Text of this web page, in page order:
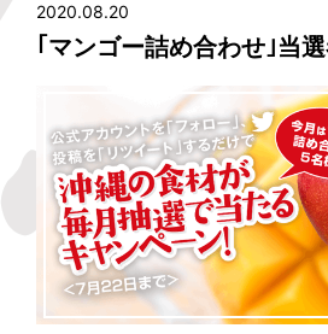
2020.08.20
｢マンゴー詰め合わせ｣当選